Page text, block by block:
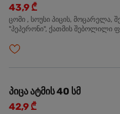
43,9 ₾
ცომი , სოუსი პიცის, მოცარელა,
"პეპერონი", ქათმის
პიცა ატმის 40 სმ
42,9 ₾